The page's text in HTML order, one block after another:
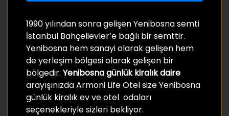
1990 yılından sonra gelişen Yenibosna semti
İstanbul Bahçelievler’e bağlı bir semttir.
Yenibosna hem sanayi olarak gelişen hem
de yerleşim bölgesi olarak gelişen bir
bölgedir. Yenibosna günlük kiralık daire
arayışınızda Armoni Life Otel size Yenibosna
günlük kiralık ev ve otel odaları
seçenekleriyle sizleri bekliyor.